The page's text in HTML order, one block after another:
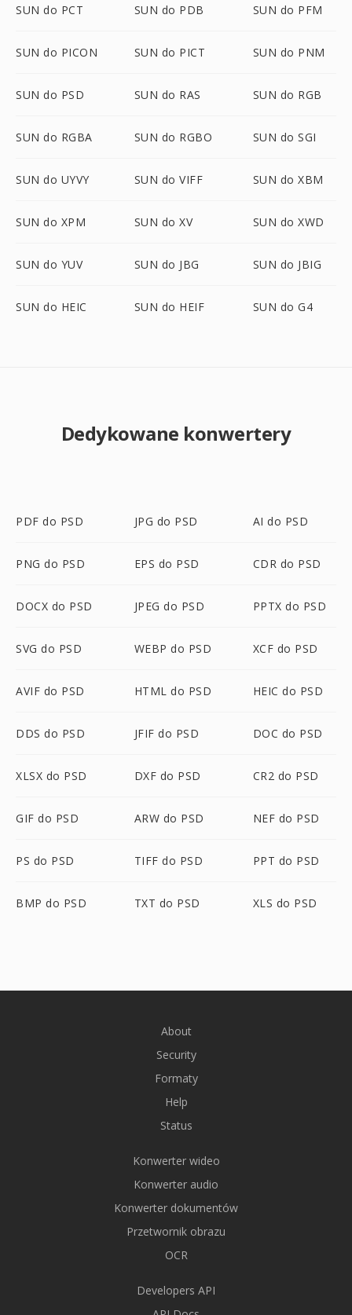
SUN do PCT SUN do PDB SUN do PFM
SUN do PICON SUN do PICT SUN do PNM
SUN do PSD SUN do RAS SUN do RGB
SUN do RGBA SUN do RGBO SUN do SGI
SUN do UYVY SUN do VIFF SUN do XBM
SUN do XPM SUN do XV SUN do XWD
SUN do YUV SUN do JBG SUN do JBIG
SUN do HEIC SUN do HEIF SUN do G4
Dedykowane konwertery
PDF do PSD JPG do PSD AI do PSD
PNG do PSD EPS do PSD CDR do PSD
DOCX do PSD JPEG do PSD PPTX do PSD
SVG do PSD WEBP do PSD XCF do PSD
AVIF do PSD HTML do PSD HEIC do PSD
DDS do PSD JFIF do PSD DOC do PSD
XLSX do PSD DXF do PSD CR2 do PSD
GIF do PSD ARW do PSD NEF do PSD
PS do PSD TIFF do PSD PPT do PSD
BMP do PSD TXT do PSD XLS do PSD
About
Security
Formaty
Help
Status
Konwerter wideo
Konwerter audio
Konwerter dokumentów
Przetwornik obrazu
OCR
Developers API